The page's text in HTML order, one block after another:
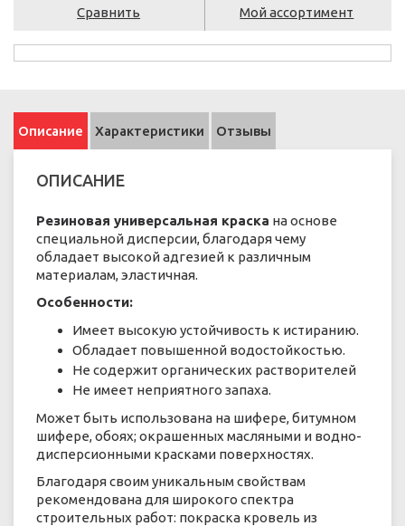
Сравнить Мой ассортимент
Описание Характеристики Отзывы
ОПИСАНИЕ
Резиновая универсальная краска на основе
специальной дисперсии, благодаря чему
обладает высокой адгезией к различным
материалам, эластичная.
Особенности:
Имеет высокую устойчивость к истиранию.
Обладает повышенной водостойкостью.
Не содержит органических растворителей
Не имеет неприятного запаха.
Может быть использована на шифере, битумном
шифере, обоях; окрашенных масляными и водно-
дисперсионными красками поверхностях.
Благодаря своим уникальным свойствам
рекомендована для широкого спектра
строительных работ: покраска кровель из